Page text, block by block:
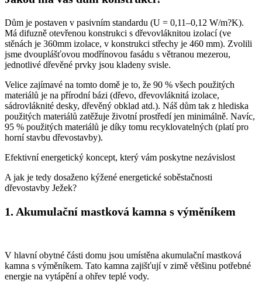
Dům je postaven v pasivním standardu (U = 0,11–0,12 W/m?K).
Má difuzně otevřenou konstrukci s dřevovláknitou izolací (ve
stěnách je 360mm izolace, v konstrukci střechy je 460 mm). Zvolili
jsme dvouplášťovou modřínovou fasádu s větranou mezerou,
jednotlivé dřevěné prvky jsou kladeny svisle.
Velice zajímavé na tomto domě je to, že 90 % všech použitých
materiálů je na přírodní bázi (dřevo, dřevovláknitá izolace,
sádrovláknité desky, dřevěný obklad atd.). Náš dům tak z hlediska
použitých materiálů zatěžuje životní prostředí jen minimálně. Navíc,
95 % použitých materiálů je díky tomu recyklovatelných (platí pro
horní stavbu dřevostavby).
Efektivní energetický koncept, který vám poskytne nezávislost
A jak je tedy dosaženo kýžené energetické soběstačnosti
dřevostavby Ježek?
1. Akumulační mastková kamna s výměníkem
V hlavní obytné části domu jsou umístěna akumulační mastková
kamna s výměníkem. Tato kamna zajišťují v zimě většinu potřebné
energie na vytápění a ohřev teplé vody.